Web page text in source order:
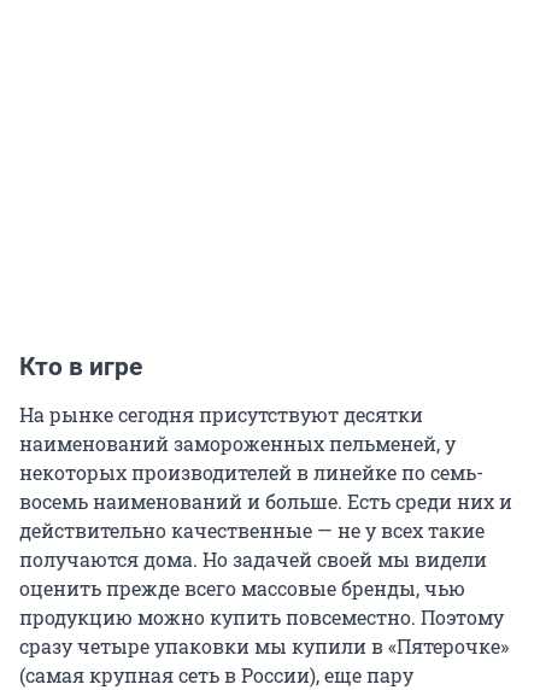
Кто в игре
На рынке сегодня присутствуют десятки
наименований замороженных пельменей, у
некоторых производителей в линейке по семь-
восемь наименований и больше. Есть среди них и
действительно качественные — не у всех такие
получаются дома. Но задачей своей мы видели
оценить прежде всего массовые бренды, чью
продукцию можно купить повсеместно. Поэтому
сразу четыре упаковки мы купили в «Пятерочке»
(самая крупная сеть в России), еще пару